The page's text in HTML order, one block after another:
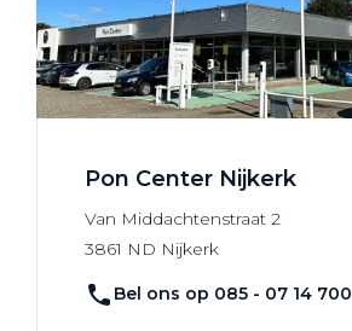
Pon Center Nijkerk
Van Middachtenstraat 2
3861 ND Nijkerk
Bel ons op 085 - 07 14 700